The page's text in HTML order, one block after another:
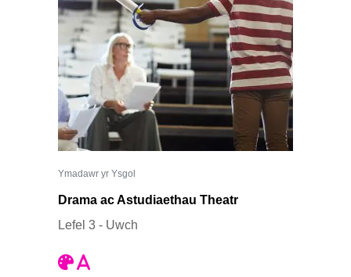
Ymadawr yr Ysgol
Drama ac Astudiaethau Theatr
Lefel 3 - Uwch